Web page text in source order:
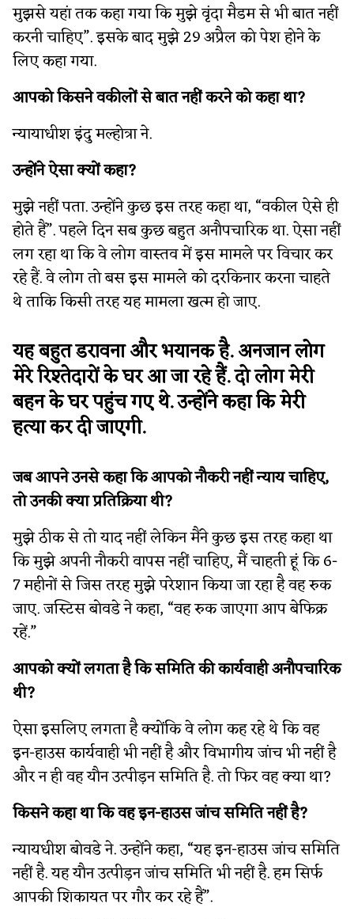
मुझसे यहां तक कहा गया कि मुझे वृंदा मैडम से भी बात नहीं
करनी चाहिए”. इसके बाद मुझे 29 अप्रैल को पेश होने के
लिए कहा गया.
आपको किसने वकीलों से बात नहीं करने को कहा था?
न्यायाधीश इंदु मल्होत्रा ने.
उन्होंने ऐसा क्यों कहा?
मुझे नहीं पता. उन्होंने कुछ इस तरह कहा था, “वकील ऐसे ही
होते हैं”. पहले दिन सब कुछ बहुत अनौपचारिक था. ऐसा नहीं
लग रहा था कि वे लोग वास्तव में इस मामले पर विचार कर
रहे हैं. वे लोग तो बस इस मामले को दरकिनार करना चाहते
थे ताकि किसी तरह यह मामला खत्म हो जाए.
यह बहुत डरावना और भयानक है. अनजान लोग
मेरे रिश्तेदारों के घर आ जा रहे हैं. दो लोग मेरी
बहन के घर पहुंच गए थे. उन्होंने कहा कि मेरी
हत्या कर दी जाएगी.
जब आपने उनसे कहा कि आपको नौकरी नहीं न्याय चाहिए,
तो उनकी क्या प्रतिक्रिया थी?
मुझे ठीक से तो याद नहीं लेकिन मैंने कुछ इस तरह कहा था
कि मुझे अपनी नौकरी वापस नहीं चाहिए, मैं चाहती हूं कि 6-
7 महीनों से जिस तरह मुझे परेशान किया जा रहा है वह रुक
जाए. जस्टिस बोवडे ने कहा, “वह रुक जाएगा आप बेफिक्र
रहें.”
आपको क्यों लगता है कि समिति की कार्यवाही अनौपचारिक
थी?
ऐसा इसलिए लगता है क्योंकि वे लोग कह रहे थे कि वह
इन-हाउस कार्यवाही भी नहीं है और विभागीय जांच भी नहीं है
और न ही वह यौन उत्पीड़न समिति है. तो फिर वह क्या था?
किसने कहा था कि वह इन-हाउस जांच समिति नहीं है?
न्यायधीश बोवडे ने. उन्होंने कहा, “यह इन-हाउस जांच समिति
नहीं है. यह यौन उत्पीड़न जांच समिति भी नहीं है. हम सिर्फ
आपकी शिकायत पर गौर कर रहे हैं”.